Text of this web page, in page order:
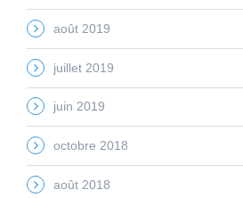
août 2019
juillet 2019
juin 2019
octobre 2018
août 2018